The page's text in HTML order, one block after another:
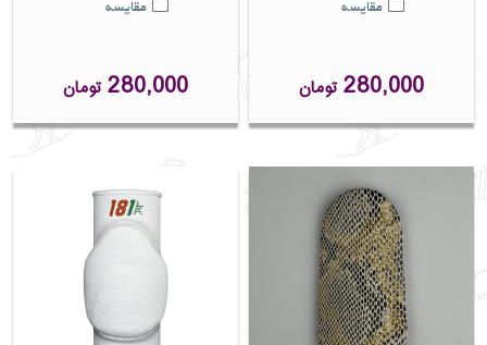
مقایسه
280,000 تومان
مقایسه
280,000 تومان